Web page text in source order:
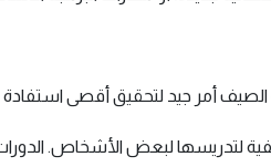
أمر جيد لتحقيق أقصى
لتدريسها لبعض الأشخاص.